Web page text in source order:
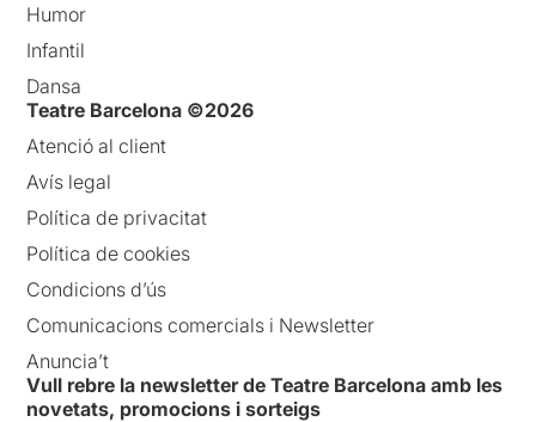
Humor
Infantil
Dansa
Teatre Barcelona ©2026
Atenció al client
Avís legal
Política de privacitat
Política de cookies
Condicions d’ús
Comunicacions comercials i Newsletter
Anuncia’t
Vull rebre la newsletter de Teatre Barcelona amb les
novetats, promocions i sorteigs